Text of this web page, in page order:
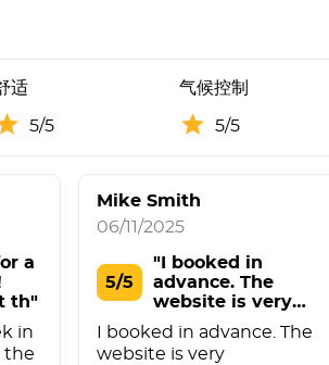
适
5/5
气候控制
5/5
a
th"
in
the
Mike Smith
06/11/2025
5/5
"I booked in
advance. The
website is very
convenien"
I booked in advance. The
website is very